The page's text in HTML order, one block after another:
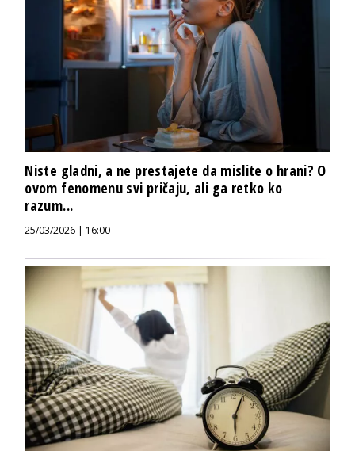
Niste gladni, a ne prestajete da mislite o hrani? O
ovom fenomenu svi pričaju, ali ga retko ko
razum...
25/03/2026 | 16:00